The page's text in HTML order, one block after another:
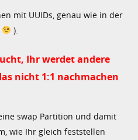
mit UUIDs, genau wie in der
).
Ihr werdet andere
nicht 1:1 nachmachen
swap Partition und damit
wie Ihr gleich feststellen